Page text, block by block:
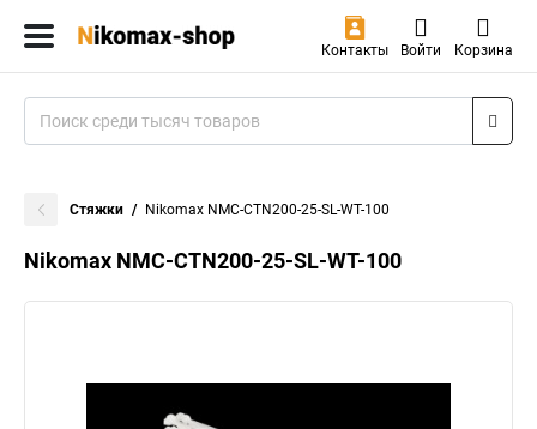
Контакты Войти Корзина
Стяжки Nikomax NMC-CTN200-25-SL-WT-100
Nikomax NMC-CTN200-25-SL-WT-100